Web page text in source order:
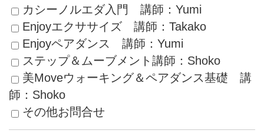
カシーノルエダ入門 講師：Yumi
Enjoyエクササイズ 講師：Takako
Enjoyペアダンス 講師：Yumi
ステップ＆ムーブメント講師：Shoko
美Moveウォーキング＆ペアダンス基礎 講
師：Shoko
その他お問合せ